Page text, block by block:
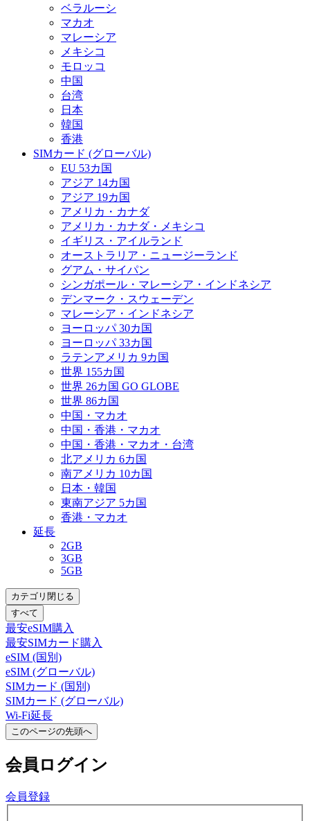
ベラルーシ
マカオ
マレーシア
メキシコ
モロッコ
中国
台湾
日本
韓国
香港
SIMカード (グローバル)
EU 53カ国
アジア 14カ国
アジア 19カ国
アメリカ・カナダ
アメリカ・カナダ・メキシコ
イギリス・アイルランド
オーストラリア・ニュージーランド
グアム・サイパン
シンガポール・マレーシア・インドネシア
デンマーク・スウェーデン
マレーシア・インドネシア
ヨーロッパ 30カ国
ヨーロッパ 33カ国
ラテンアメリカ 9カ国
世界 155カ国
世界 26カ国 GO GLOBE
世界 86カ国
中国・マカオ
中国・香港・マカオ
中国・香港・マカオ・台湾
北アメリカ 6カ国
南アメリカ 10カ国
日本・韓国
東南アジア 5カ国
香港・マカオ
延長
2GB
3GB
5GB
カテゴリ閉じる
すべて
最安eSIM購入
最安SIMカード購入
eSIM (国別)
eSIM (グローバル)
SIMカード (国別)
SIMカード (グローバル)
Wi-Fi延長
このページの先頭へ
会員 ログイン
会員登録